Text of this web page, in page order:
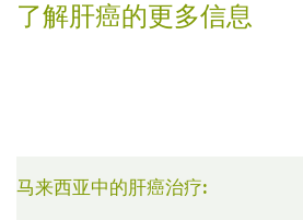
了解肝癌的更多信息
马来西亚中的肝癌治疗: